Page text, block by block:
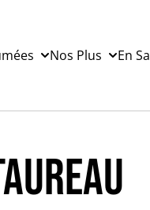
Nos Plus En